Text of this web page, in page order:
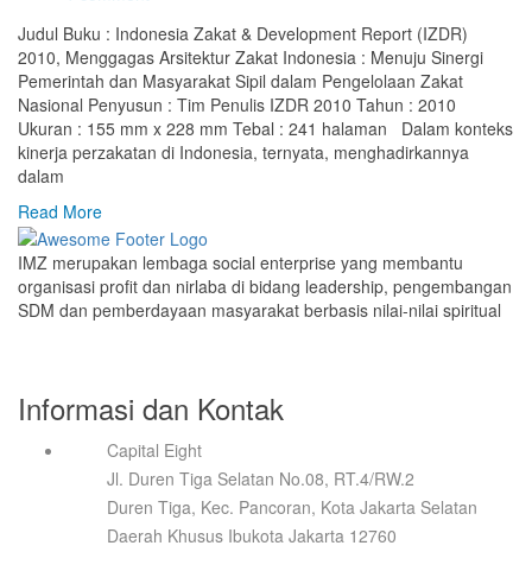
Judul Buku : Indonesia Zakat & Development Report (IZDR)
2010, Menggagas Arsitektur Zakat Indonesia : Menuju Sinergi
Pemerintah dan Masyarakat Sipil dalam Pengelolaan Zakat
Nasional Penyusun : Tim Penulis IZDR 2010 Tahun : 2010
Ukuran : 155 mm x 228 mm Tebal : 241 halaman Dalam konteks
kinerja perzakatan di Indonesia, ternyata, menghadirkannya
dalam
Read More
IMZ merupakan lembaga social enterprise yang membantu
organisasi profit dan nirlaba di bidang leadership, pengembangan
SDM dan pemberdayaan masyarakat berbasis nilai-nilai spiritual
Informasi dan Kontak
Capital Eight
Jl. Duren Tiga Selatan No.08, RT.4/RW.2
Duren Tiga, Kec. Pancoran, Kota Jakarta Selatan
Daerah Khusus Ibukota Jakarta 12760